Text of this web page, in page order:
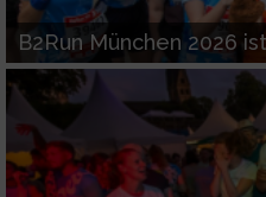
B2Run München 2026